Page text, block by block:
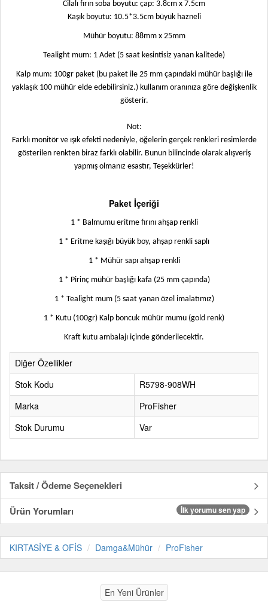
Cilalı fırın soba boyutu: çap: 3.8cm x 7.5cm
Kaşık boyutu: 10.5*3.5cm büyük hazneli
Mühür boyutu: 88mm x 25mm
Tealight mum: 1 Adet (5 saat kesintisiz yanan kalitede)
Kalp mum: 100gr paket (bu paket ile 25 mm çapındaki mühür başlığı ile
yaklaşık 100 mühür elde edebilirsiniz.) kullanım oranınıza göre değişkenlik
gösterir.
Not:
Farklı monitör ve ışık efekti nedeniyle, öğelerin gerçek renkleri resimlerde
gösterilen renkten biraz farklı olabilir. Bunun bilincinde olarak alışveriş
yapmış olmanız esastır, Teşekkürler!
Paket İçeriği
1 * Balmumu eritme fırını ahşap renkli
1 * Eritme kaşığı büyük boy, ahşap renkli saplı
1 * Mühür sapı ahşap renkli
1 * Pirinç mühür başlığı kafa (25 mm çapında)
1 * Tealight mum (5 saat yanan özel imalatımız)
1 * Kutu (100gr) Kalp boncuk mühür mumu (gold renk)
Kraft kutu ambalajı içinde gönderilecektir.
Diğer Özellikler
Stok Kodu
R5798-908WH
Marka
ProFisher
Stok Durumu
Var
Taksit / Ödeme Seçenekleri
Ürün Yorumları
İlk yorumu sen yap
KIRTASİYE & OFİS Damga&Mühür ProFisher
En Yeni Ürünler